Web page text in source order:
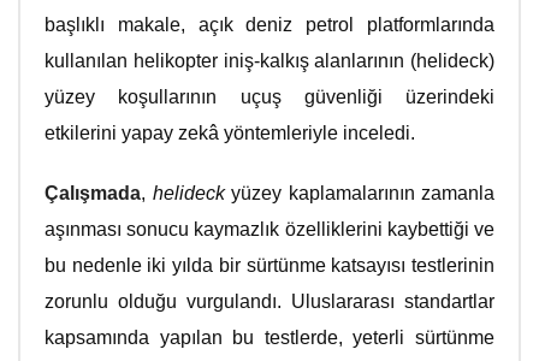
başlıklı makale, açık deniz petrol platformlarında
kullanılan helikopter iniş-kalkış alanlarının (helideck)
yüzey koşullarının uçuş güvenliği üzerindeki
etkilerini yapay zekâ yöntemleriyle inceledi.
Çalışmada, helideckyüzey kaplamalarının zamanla
aşınması sonucu kaymazlık özelliklerini kaybettiği ve
bu nedenle iki yılda bir sürtünme katsayısı testlerinin
zorunlu olduğu vurgulandı. Uluslararası standartlar
kapsamında yapılan bu testlerde, yeterli sürtünme